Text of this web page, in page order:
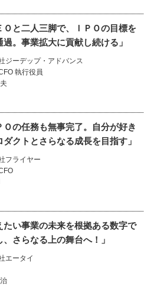
Ｏと二人三脚で、ＩＰＯの目標を
過。事業拡大に貢献し続ける」
ジーデップ・アドバンス
執行役員
Ｏの任務も無事完了。自分が好き
ダクトとさらなる成長を目指す」
フライヤー
たい事業の未来を根拠ある数字で
、さらなる上の舞台へ！」
エータイ